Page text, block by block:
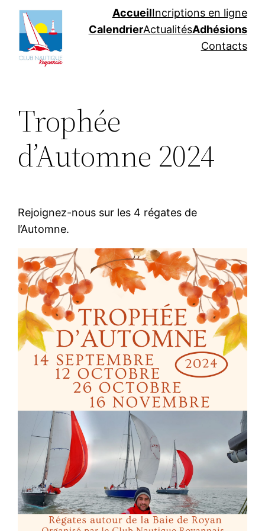
Aller
contenu
AccueilIncriptions en ligne
CalendrierActualitésAdhésions
Contacts
Trophée
d’Automne 2024
Rejoignez-nous sur les 4 régates de
l’Automne.